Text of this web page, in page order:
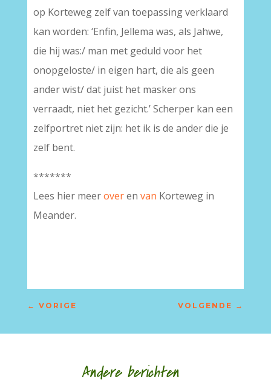
op Korteweg zelf van toepassing verklaard
kan worden: ‘Enfin, Jellema was, als Jahwe,
die hij was:/ man met geduld voor het
onopgeloste/ in eigen hart, die als geen
ander wist/ dat juist het masker ons
verraadt, niet het gezicht.’ Scherper kan een
zelfportret niet zijn: het ik is de ander die je
zelf bent.
*******
Lees hier meeroveren van Korteweg in
Meander.
← VORIGE VOLGENDE →
Andere berichten